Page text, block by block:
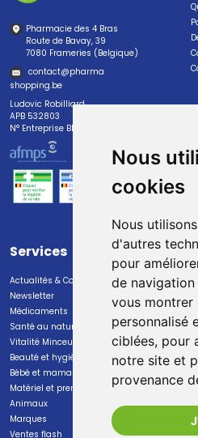
Nous
cookies
Nous
d'autres
pour
de
vous montrer
personnalisé
ciblées, pour
notre site et
provenance
Pharmacie des 4 Bras
Route de Bavay, 39
7080 Frameries (Belgique)
contact@pharma
shopping.be
Ludovic Robilliard
APB 532803
N° Entreprise BE0447.382.113
Services
Actualités & Conseils
Newsletter
Médicaments
Santé au naturel
Vitalité Minceur Nutrition
Beauté et hygiène
Bébé et maman
Matériel et premiers soins
Animaux
Marques
Ventes flash